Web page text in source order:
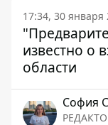
17:34, 30 января
известно о
области
София